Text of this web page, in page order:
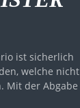
welche nicht
Mit der Abgabe